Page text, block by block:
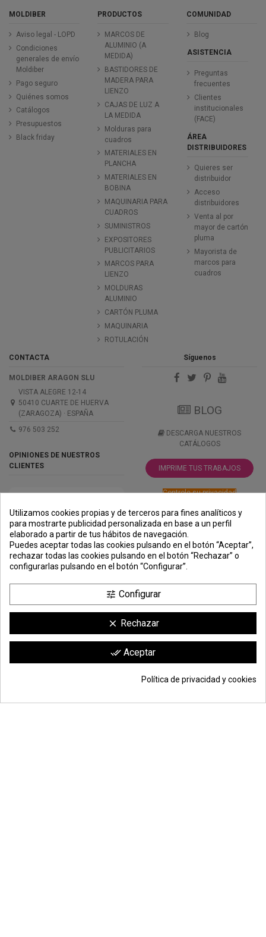
Añadir a la cesta *236,30 €
MOLDIBER
Aviso legal - LOPD
Condiciones
generales de envío
Moldiber
Pago seguro
Quiénes somos
Catálogos
Presupuestos
Black friday
PRODUCTOS
MARCOS DE
ALUMINIO (A
MEDIDA)
BASTIDORES DE
MADERA PARA
LIENZO
CAJAS DE LUZ A
LA MEDIDA
Molduras para
cuadros
MATERIALES EN
PLANCHA
MATERIALES EN
BOBINA
MAQUINARIA PARA
CUADROS
SUMINISTROS
EXPOSITORES
PUBLICITARIOS
MARCOS PARA
LIENZO
MOLDURAS
ALUMINIO
CARTÓN PLUMA
MAQUINARIA
ROTULACIÓN
COMUNIDAD
Blog
ASISTENCIA
Preguntas
frecuentes
Clientes
institucionales
(FACE)
ÁREA
DISTRIBUIDORES
Quieres ser
distribuidor
Acceso
distribuidores
Venta al por
mayor de cartón
pluma
Mayorista de
marcos para
cuadros
CONTACTA
MOLDIBER ARAGON SLU
VISTA ALEGRE 12-14
50410 CUARTE DE HUERVA
(ZARAGOZA) · ESPAÑA
976 503 252
OPINIONES DE NUESTROS
CLIENTES
Síguenos
BLOG
DESCARGA NUESTROS
CATÁLOGOS
IMPRIME TUS TRABAJOS
Controle su privacidad
PREMIOS
METODOS
DE PAGO
ENVÍO
COMERCIO
SEGURO
clic aquí para mostrar el certificado.
Utilizamos cookies propias y de terceros para fines analíticos y
para mostrarte publicidad personalizada en base a un perfil
elaborado a partir de tus hábitos de navegación.
Puedes aceptar todas las cookies pulsando en el botón “Aceptar”,
rechazar todas las cookies pulsando en el botón “Rechazar” o
configurarlas pulsando en el botón “Configurar”.
tune Configurar
clear Rechazar
done_all Aceptar
Política de privacidad y cookies